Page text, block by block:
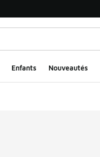
Enfants Nouveautés